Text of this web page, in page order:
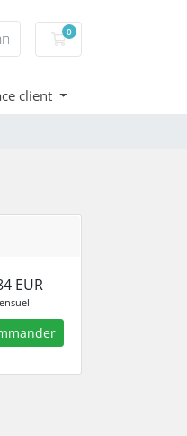
0
Votre panier
client
EUR